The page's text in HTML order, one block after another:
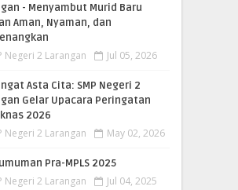
- Menyambut Murid Baru
Aman, Nyaman, dan
Negeri 2 Larangan Jul 05, 2026
Asta Cita: SMP Negeri 2
Gelar Upacara Peringatan
2026
Negeri 2 Larangan May 02, 2026
Pra-MPLS 2025
Negeri 2 Larangan Jul 04, 2025